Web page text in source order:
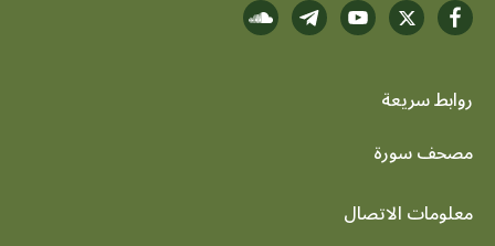
روابط سريعة
footer menu
مصحف سورة
معلومات الاتصال